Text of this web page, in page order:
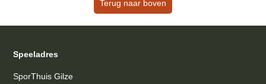
Terug naar boven
Speeladres
SporThuis Gilze